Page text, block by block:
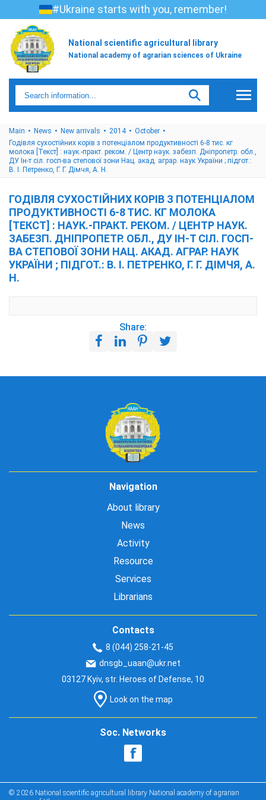
#Ukraine starts with you, remember!
National scientific agricultural library
National academy of agrarian sciences of Ukraine
Main News New arrivals 2014
October
Годівля сухостійних корів з потенціалом продуктивності 6-8 тис. кг
молока [Текст] : наук.-практ. реком. / Центр наук. забезп. Дніпропетр. обл.,
ДУ Ін-т сіл. госп-ва степової зони Нац. акад. аграр. наук України ; підгот.:
В. І. Петренко, Г. Г. Дімчя, А. Н.
ГОДІВЛЯ СУХОСТІЙНИХ КОРІВ З ПОТЕНЦІАЛОМ
ПРОДУКТИВНОСТІ 6-8 ТИС. КГ МОЛОКА
[ТЕКСТ] : НАУК.-ПРАКТ. РЕКОМ. / ЦЕНТР НАУК.
ЗАБЕЗП. ДНІПРОПЕТР. ОБЛ., ДУ ІН-Т СІЛ. ГОСП-
ВА СТЕПОВОЇ ЗОНИ НАЦ. АКАД. АГРАР. НАУК
УКРАЇНИ ; ПІДГОТ.: В. І. ПЕТРЕНКО, Г. Г. ДІМЧЯ, А.
Н.
Share:
Navigation
About library
News
Activity
Resource
Services
Librarians
Contacts
8 (044) 258-21-45
dnsgb_uaan@ukr.net
03127 Kyiv, str. Heroes of Defense, 10
Look on the map
Soc. Networks
© 2026 National scientific agricultural library National academy of agrarian